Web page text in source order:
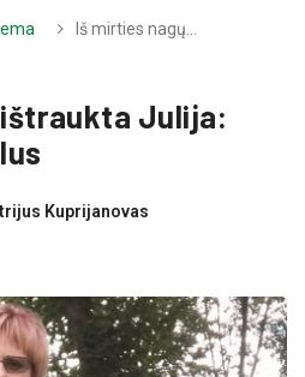
Iš mirties nagų…
Julija:
Kuprijanovas